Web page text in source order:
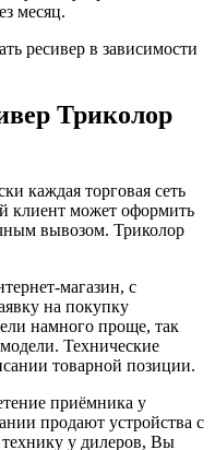
месяц.
ресивер в зависимости
Триколор
каждая торговая сеть
клиент может оформить
вывозом. Триколор
магазин, с
на покупку
намного проще, так
Технические
товарной позиции.
приёмника у
продают устройства с
у дилеров, Вы